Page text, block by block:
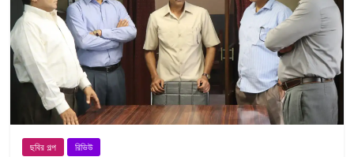
ছবির গল্প রিভিউ